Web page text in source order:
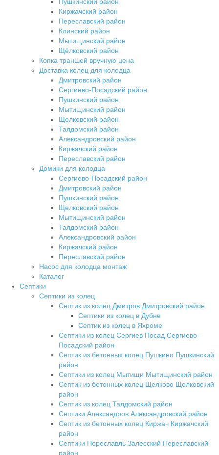
Киржачский район
Переславский район
Клинский район
Мытищинский район
Щёлковский район
Копка траншей вручную цена
Доставка колец для колодца
Дмитровский район
Сергиево-Посадский район
Пушкинский район
Мытищинский район
Щелковский район
Талдомский район
Александровский район
Киржачский район
Переславский район
Домики для колодца
Сергиево-Посадский район
Дмитровский район
Пушкинский район
Щелковский район
Мытищинский район
Талдомский район
Александровский район
Киржачский район
Переславский район
Насос для колодца монтаж
Каталог
Септики
Септики из колец
Септик из колец Дмитров Дмитровский район
Септики из колец в Дубне
Септик из колец в Яхроме
Септики из колец Сергиев Посад Сергиево-
Посадский район
Септик из бетонных колец Пушкино Пушкинский
район
Септики из колец Мытищи Мытищинский район
Септик из бетонных колец Щелково Щелковский
район
Септик из колец Талдомский район
Септики Александров Александровский район
Септик из бетонных колец Киржач Киржачский
район
Септики Переславль Залесский Переславский
район